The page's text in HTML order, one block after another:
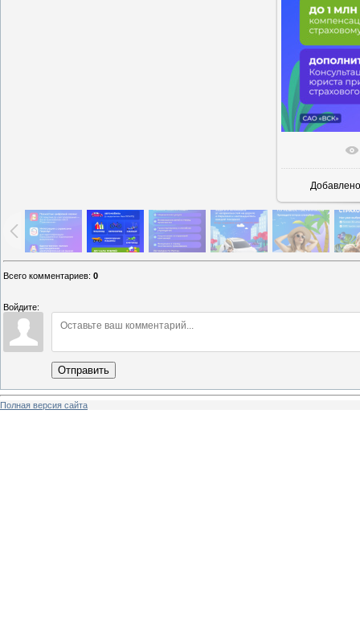
В
Добавлено
Всего комментариев: 0
Войдите:
Отправить
Полная версия сайта